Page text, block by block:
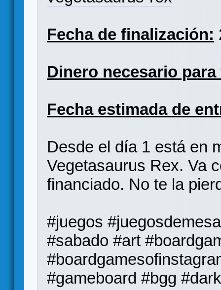
Fecha de finalización:
Dinero necesario
Fecha estimada de
Desde el día 1 está en
Vegetasaurus Rex. Va
financiado. No te la
#juegos
#sabado #art
#gameboard #bgg